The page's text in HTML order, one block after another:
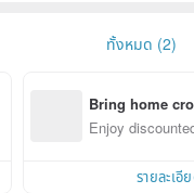
ทั้งหมด (2)
Bring home
n with ease
Enjoy
รายละเอี